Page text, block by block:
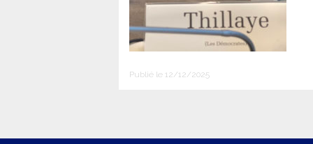
Publié le 12/12/2025